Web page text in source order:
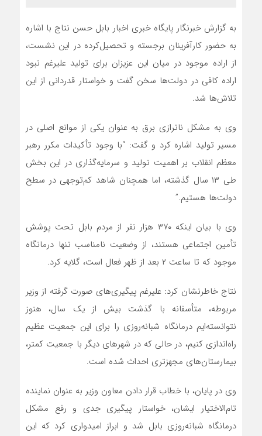
به گزارش خبرنگار پایگاه خبری اخبار بابل حسن نتاج با اشاره
به حضور کارآفرینان برجسته و تحصیل‌کرده در این نشست،
از اراده موجود در میان این عزیزان برای تولید علیرغم نبود
اراده کافی در دولت‌ها سخن گفت و خواستار قدردانی از این
تلاش‌ها شد.
وی به مشکل ناترازی برق به عنوان یکی از موانع اصلی در
مسیر تولید اشاره کرد و گفت: “با وجود تأکیدات مکرر رهبر
معظم انقلاب بر اهمیت تولید و سرمایه‌گذاری در این بخش
طی ۱۳ سال گذشته، اما همچنان شاهد کم‌توجهی در سطح
دولت‌ها هستیم.”
وی با بیان اینکه ۳۷۰ هزار نفر از مردم بابل تحت پوشش
تأمین اجتماعی هستند، از وضعیت نامناسب تنها درمانگاه
موجود که تا ساعت ۲ بعد از ظهر فعال است، گلایه کرد.
نتاج خاطرنشان کرد: علیرغم پیگیری‌های صورت گرفته از وزیر
مربوطه، متأسفانه با گذشت بیش از یک سال، هنوز
نتوانسته‌ایم درمانگاه شبانه‌روزی را برای این جمعیت عظیم
راه‌اندازی کنیم، در حالی که در شهرهای دیگر با جمعیت کمتر،
بیمارستان‌های مجهزتری احداث شده است.
وی در پایان، با خطاب قرار دادن معاون وزیر به عنوان نماینده
تام‌الاختیار ایشان، خواستار پیگیری جدی و رفع مشکل
درمانگاه شبانه‌روزی بابل شد و ابراز امیدواری کرد که این